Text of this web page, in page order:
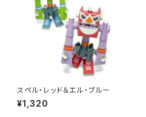
スペル・レッド＆エル・ブルー
¥1,320